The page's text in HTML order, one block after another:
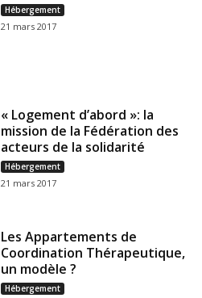
Hébergement
21 mars 2017
« Logement d’abord »: la
mission de la Fédération des
acteurs de la solidarité
Hébergement
21 mars 2017
Les Appartements de
Coordination Thérapeutique,
un modèle ?
Hébergement